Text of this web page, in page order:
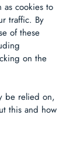
Made byIzhak
as cookies to
traffic. By
of these
on the
be relied on,
this and how